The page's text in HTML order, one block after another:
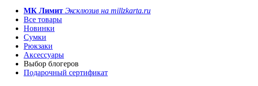
МК Лимит Эксклюзив на millzkarta.ru
Все товары
Новинки
Сумки
Рюкзаки
Аксессуары
Выбор блогеров
Подарочный сертификат